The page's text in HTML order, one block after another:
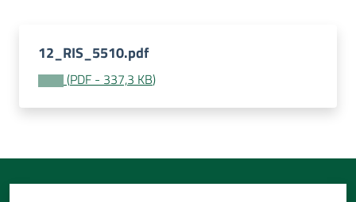
12_RIS_5510.pdf
(PDF - 337,3 KB)